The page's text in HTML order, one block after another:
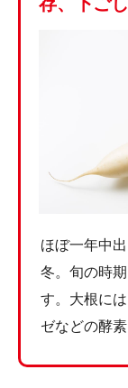
ほぼ一年中
冬。旬の時
す。大根に
ゼなどの酵